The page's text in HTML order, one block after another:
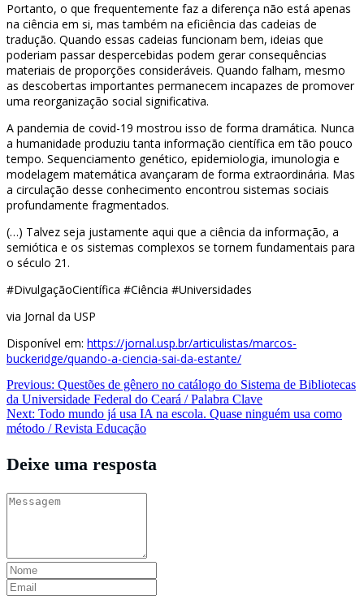
Portanto, o que frequentemente faz a diferença não está apenas
na ciência em si, mas também na eficiência das cadeias de
tradução. Quando essas cadeias funcionam bem, ideias que
poderiam passar despercebidas podem gerar consequências
materiais de proporções consideráveis. Quando falham, mesmo
as descobertas importantes permanecem incapazes de promover
uma reorganização social significativa.
A pandemia de covid-19 mostrou isso de forma dramática. Nunca
a humanidade produziu tanta informação científica em tão pouco
tempo. Sequenciamento genético, epidemiologia, imunologia e
modelagem matemática avançaram de forma extraordinária. Mas
a circulação desse conhecimento encontrou sistemas sociais
profundamente fragmentados.
(…) Talvez seja justamente aqui que a ciência da informação, a
semiótica e os sistemas complexos se tornem fundamentais para
o século 21.
#DivulgaçãoCientífica #Ciência #Universidades
via Jornal da USP
Disponível em: https://jornal.usp.br/articulistas/marcos-
buckeridge/quando-a-ciencia-sai-da-estante/
Navegação
de
Post
Previous: Questões de gênero no catálogo do Sistema de Bibliotecas
da Universidade Federal do Ceará / Palabra Clave
Next: Todo mundo já usa IA na escola. Quase ninguém usa como
método / Revista Educação
Deixe uma resposta